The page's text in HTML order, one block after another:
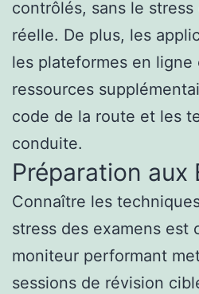
contrôlés, sans le
réelle. De plus, les
les plateformes en
ressources
code de la route et les
conduite.
Préparation aux
Connaître les
stress des examens est
moniteur performant
sessions de révision